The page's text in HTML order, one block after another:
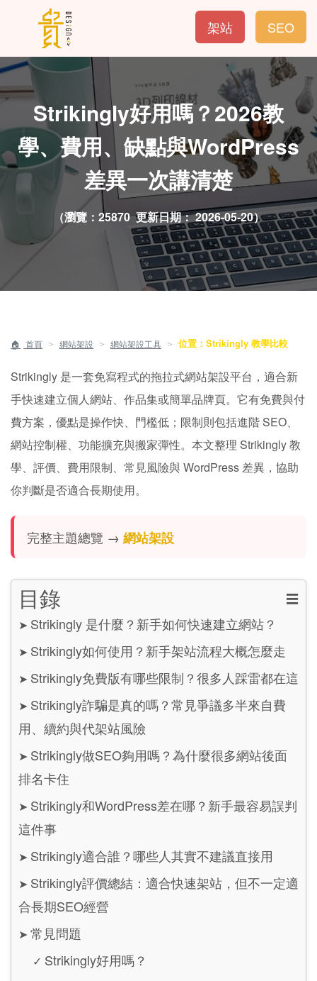
SEO
架站
Strikingly好用嗎？2026教
學、費用、缺點與WordPress
差異一次講清楚
（瀏覽：25870 更新日期：2026-05-20）
首頁 ＞ 網站架設 ＞ 網站架設工具 ＞ 位置：Strikingly 教學比較
Strikingly 是一套免寫程式的拖拉式網站架設平台，適合新
手快速建立個人網站、作品集或簡單品牌頁。它有免費與付
費方案，優點是操作快、門檻低；限制則包括進階 SEO、
網站控制權、功能擴充與搬家彈性。本文整理 Strikingly 教
學、評價、費用限制、常見風險與 WordPress 差異，協助
你判斷是否適合長期使用。
完整主題總覽 → 網站架設
目錄 ☰
➤ Strikingly 是什麼？新手如何快速建立網站？
➤ Strikingly如何使用？新手架站流程大概怎麼走
➤ Strikingly免費版有哪些限制？很多人踩雷都在這
➤ Strikingly詐騙是真的嗎？常見爭議多半來自費
用、續約與代架站風險
➤ Strikingly做SEO夠用嗎？為什麼很多網站後面
排名卡住
➤ Strikingly和WordPress差在哪？新手最容易誤判
這件事
➤ Strikingly適合誰？哪些人其實不建議直接用
➤ Strikingly評價總結：適合快速架站，但不一定適
合長期SEO經營
➤ 常見問題
✓ Strikingly好用嗎？